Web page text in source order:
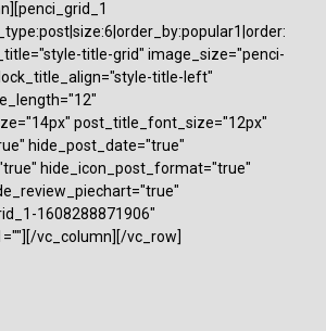
title-grid" image_size="penci-
title-left"
post_title_font_size="12px"
hide_post_date="true"
hide_icon_post_format="true"
1608288871906"
vc_column][/vc_row]